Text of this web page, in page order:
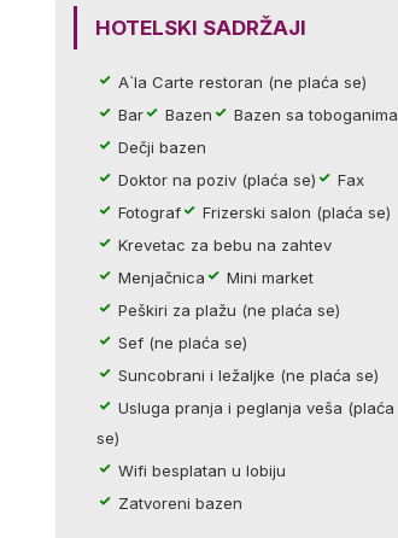
HOTELSKI SADRŽAJI
A`la Carte restoran (ne plaća se)
Bar
Bazen
Bazen sa toboganima
Dečji bazen
Doktor na poziv (plaća se)
Fax
Fotograf
Frizerski salon (plaća se)
Krevetac za bebu na zahtev
Menjačnica
Mini market
Peškiri za plažu (ne plaća se)
Sef (ne plaća se)
Suncobrani i ležaljke (ne plaća se)
Usluga pranja i peglanja veša (plaća
se)
Wifi besplatan u lobiju
Zatvoreni bazen